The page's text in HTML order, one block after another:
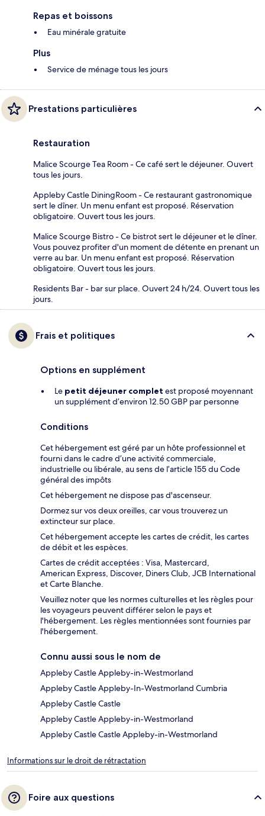
Repas et boissons
Eau minérale gratuite
Plus
Service de ménage tous les jours
Prestations particulières
Restauration
Malice Scourge Tea Room - Ce café sert le déjeuner. Ouvert
tous les jours.
Appleby Castle DiningRoom - Ce restaurant gastronomique
sert le dîner. Un menu enfant est proposé. Réservation
obligatoire. Ouvert tous les jours.
Malice Scourge Bistro - Ce bistrot sert le déjeuner et le dîner.
Vous pouvez profiter d'un moment de détente en prenant un
verre au bar. Un menu enfant est proposé. Réservation
obligatoire. Ouvert tous les jours.
Residents Bar - bar sur place. Ouvert 24 h/24. Ouvert tous les
jours.
Frais et politiques
Options en supplément
Le petit déjeuner complet est proposé moyennant
un supplément d’environ 12.50 GBP par personne
Conditions
Cet hébergement est géré par un hôte professionnel et
fourni dans le cadre d’une activité commerciale,
industrielle ou libérale, au sens de l’article 155 du Code
général des impôts
Cet hébergement ne dispose pas d'ascenseur.
Dormez sur vos deux oreilles, car vous trouverez un
extincteur sur place.
Cet hébergement accepte les cartes de crédit, les cartes
de débit et les espèces.
Cartes de crédit acceptées : Visa, Mastercard,
American Express, Discover, Diners Club, JCB International
et Carte Blanche.
Veuillez noter que les normes culturelles et les règles pour
les voyageurs peuvent différer selon le pays et
l'hébergement. Les règles mentionnées sont fournies par
l'hébergement.
Connu aussi sous le nom de
Appleby Castle Appleby-in-Westmorland
Appleby Castle Appleby-In-Westmorland Cumbria
Appleby Castle Castle
Appleby Castle Appleby-in-Westmorland
Appleby Castle Castle Appleby-in-Westmorland
Informations sur le droit de rétractation
Foire aux questions